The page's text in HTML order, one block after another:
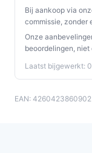
Bij aankoop via
commissie, zonder
Onze
beoordelingen,
Laatst bijgewerkt:
EAN: 4260423860902